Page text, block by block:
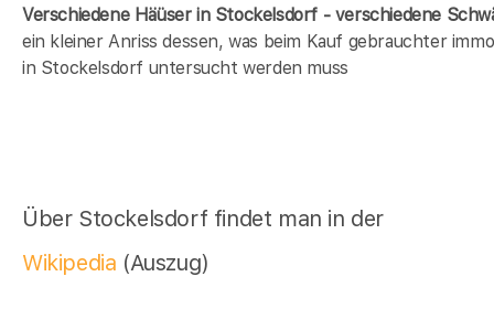
Verschiedene Häüser in Stockelsdorf - verschiedene
ein kleiner Anriss dessen, was beim Kauf gebrauchter
in Stockelsdorf untersucht werden muss
Über Stockelsdorf findet man in der
Wikipedia (Auszug)